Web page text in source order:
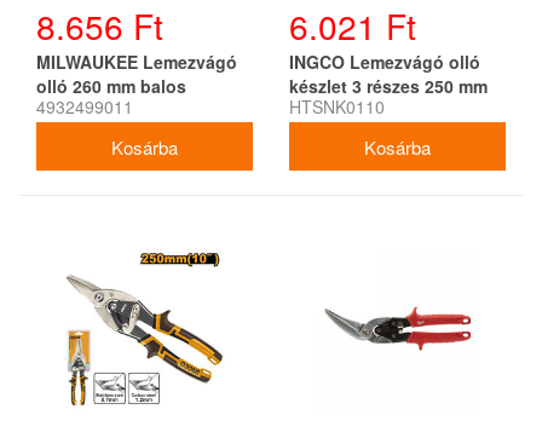
8.656 Ft
MILWAUKEE Lemezvágó
olló 260 mm balos
4932499011
6.021 Ft
INGCO Lemezvágó olló
készlet 3 részes 250 mm
HTSNK0110